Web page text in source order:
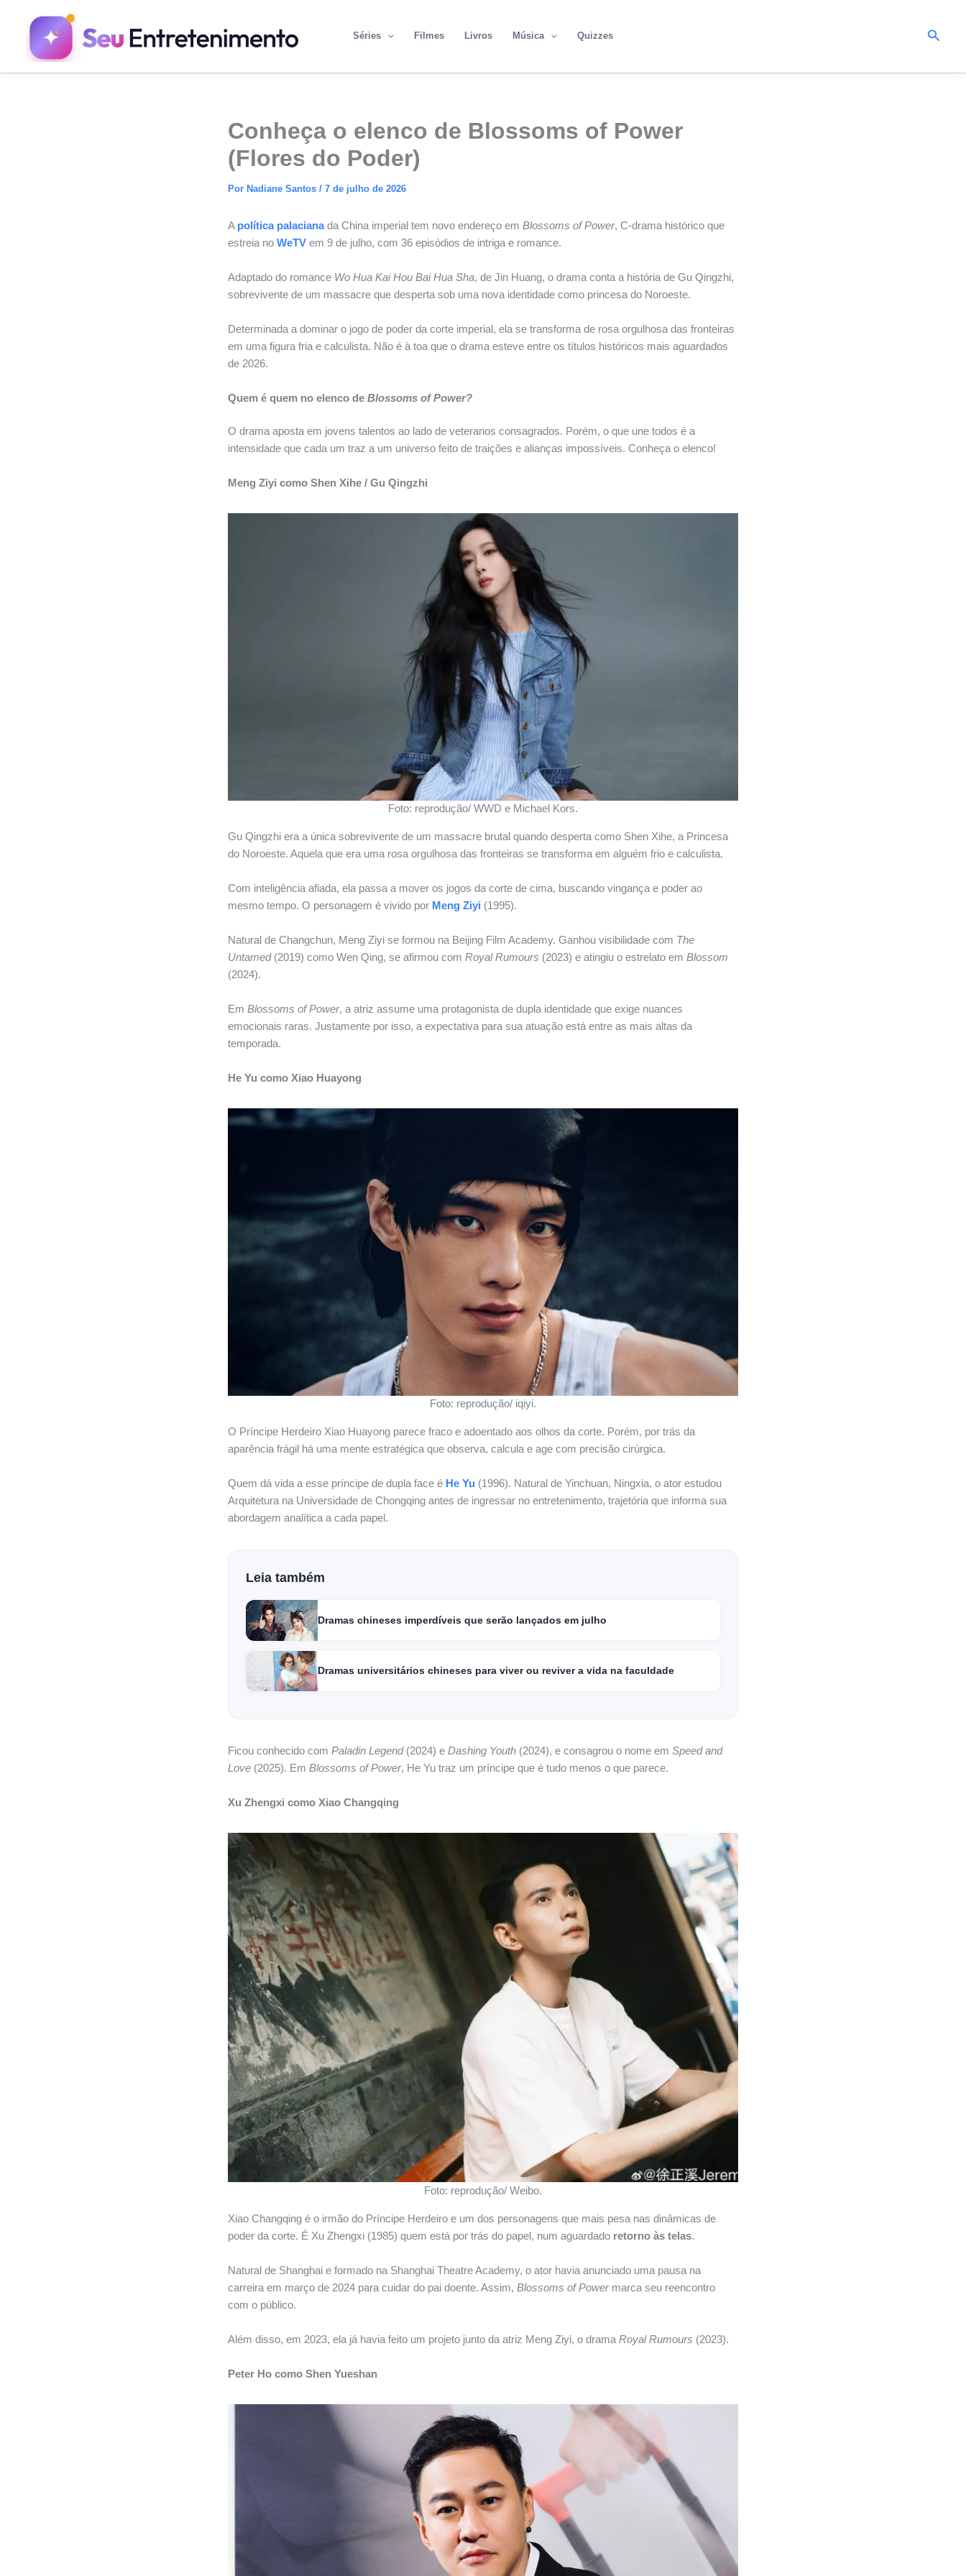
conteúdo
Séries Filmes Livros Música Quizzes
Conheça o elenco de Blossoms of Power
(Flores do Poder)
Por Nadiane Santos / 7 de julho de 2026
A política palacianada China imperial tem novo endereço em Blossoms of Power, C-drama histórico que
estreia no WeTV em 9 de julho, com 36 episódios de intriga e romance.
Adaptado do romance Wo Hua Kai Hou Bai Hua Sha, de Jin Huang, o drama conta a história de Gu Qingzhi,
sobrevivente de um massacre que desperta sob uma nova identidade como princesa do Noroeste.
Determinada a dominar o jogo de poder da corte imperial, ela se transforma de rosa orgulhosa das fronteiras
em uma figura fria e calculista. Não é à toa que o drama esteve entre os títulos históricos mais aguardados
de 2026.
Quem é quem no elenco de Blossoms of Power?
O drama aposta em jovens talentos ao lado de veteranos consagrados. Porém, o que une todos é a
intensidade que cada um traz a um universo feito de traições e alianças impossíveis. Conheça o elenco!
Meng Ziyi como Shen Xihe / Gu Qingzhi
Foto: reprodução/ WWD e Michael Kors.
Gu Qingzhi era a única sobrevivente de um massacre brutal quando desperta como Shen Xihe, a Princesa
do Noroeste. Aquela que era uma rosa orgulhosa das fronteiras se transforma em alguém frio e calculista.
Com inteligência afiada, ela passa a mover os jogos da corte de cima, buscando vingança e poder ao
mesmo tempo. O personagem é vivido por Meng Ziyi (1995).
Natural de Changchun, Meng Ziyi se formou na Beijing Film Academy. Ganhou visibilidade com The
Untamed(2019) como Wen Qing, se afirmou com Royal Rumours (2023) e atingiu o estrelato em Blossom
(2024).
Em Blossoms of Power, a atriz assume uma protagonista de dupla identidade que exige nuances
emocionais raras. Justamente por isso, a expectativa para sua atuação está entre as mais altas da
temporada.
He Yu como Xiao Huayong
Foto: reprodução/ iqiyi.
O Príncipe Herdeiro Xiao Huayong parece fraco e adoentado aos olhos da corte. Porém, por trás da
aparência frágil há uma mente estratégica que observa, calcula e age com precisão cirúrgica.
Quem dá vida a esse príncipe de dupla face é He Yu (1996). Natural de Yinchuan, Ningxia, o ator estudou
Arquitetura na Universidade de Chongqing antes de ingressar no entretenimento, trajetória que informa sua
abordagem analítica a cada papel.
Leia também
Dramas chineses imperdíveis que serão lançados em julho
Dramas universitários chineses para viver ou reviver a vida na faculdade
Ficou conhecido com Paladin Legend(2024) e Dashing Youth (2024), e consagrou o nome em Speed and
Love (2025). Em Blossoms of Power, He Yu traz um príncipe que é tudo menos o que parece.
Xu Zhengxi como Xiao Changqing
Foto: reprodução/ Weibo.
Xiao Changqing é o irmão do Príncipe Herdeiro e um dos personagens que mais pesa nas dinâmicas de
poder da corte. É Xu Zhengxi (1985) quem está por trás do papel, num aguardado retorno às telas.
Natural de Shanghai e formado na Shanghai Theatre Academy, o ator havia anunciado uma pausa na
carreira em março de 2024 para cuidar do pai doente. Assim, Blossoms of Powermarca seu reencontro
com o público.
Além disso, em 2023, ela já havia feito um projeto junto da atriz Meng Ziyi, o drama Royal Rumours (2023).
Peter Ho como Shen Yueshan